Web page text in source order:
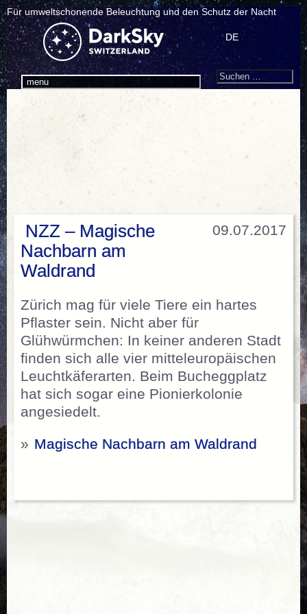
Für umweltschonende Beleuchtung und den Schutz der Nacht
menu
DE
Search
Suchen
09.07.2017
NZZ – Magische
Nachbarn am
Waldrand
Zürich mag für viele Tiere ein hartes
Pflaster sein. Nicht aber für
Glühwürmchen: In keiner anderen Stadt
finden sich alle vier mitteleuropäischen
Leuchtkäferarten. Beim Bucheggplatz
hat sich sogar eine Pionierkolonie
angesiedelt.
» Magische Nachbarn am Waldrand